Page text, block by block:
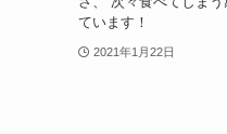
ています！
2021年1月22日